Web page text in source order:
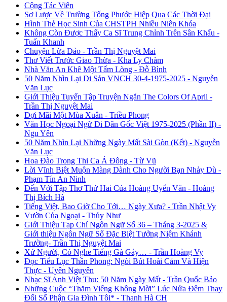
Cộng Tác Viên
Sơ Lược Về Trường Tống Phước Hiệp Qua Các Thời Đại
Hình Thẻ Học Sinh Của CHSTPH Nhiều Niên Khóa
Không Còn Được Thấy Ca Sĩ Trung Chỉnh Trên Sân Khấu -
Tuấn Khanh
Chuyện Lừa Đảo - Trần Thị Nguyệt Mai
Thơ Viết Trước Giao Thừa - Kha Ly Chàm
Nhà Văn An Khê Một Tấm Lòng - Đỗ Bình
50 Năm Nhìn Lại Di Sản VNCH 30-4-1975-2025 - Nguyễn
Văn Lục
Giới Thiệu Tuyển Tập Truyện Ngắn The Colors Of April -
Trần Thị Nguyệt Mai
Đợi Mãi Một Mùa Xuân - Triều Phong
Văn Học Ngoại Ngữ Di Dân Gốc Việt 1975-2025 (Phần II) -
Ngu Yên
50 Năm Nhìn Lại Những Ngày Mất Sài Gòn (Kết) - Nguyễn
Văn Lục
Hoa Đào Trong Thi Ca Á Đông - Từ Vũ
Lời Vĩnh Biệt Muộn Màng Dành Cho Người Bạn Nhảy Dù -
Phạm Tín An Ninh
Đến Với Tập Thơ Thứ Hai Của Hoàng Uyển Văn - Hoàng
Thị Bích Hà
Tiếng Việt, Bao Giờ Cho Tới… Ngày Xưa? - Trần Nhật Vy
Vườn Của Ngoại - Thủy Như
Giới Thiệu Tạp Chí Ngôn Ngữ Số 36 – Tháng 3-2025 &
Giới thiệu Ngôn Ngữ Số Đặc Biệt Tưởng Niệm Khánh
Trường- Trần Thị Nguyệt Mai
Xứ Người, Có Nghe Tiếng Gà Gáy… - Trần Hoàng Vy
Đọc Tiểu Lục Thần Phong: Ngòi Bút Hoài Cảm Và Hiện
Thực - Uyên Nguyên
Nhạc Sĩ Anh Việt Thu: 50 Năm Ngày Mất - Trần Quốc Bảo
Những Cuộc “Thăm Viếng Không Mời” Lúc Nửa Đêm Thay
Đổi Số Phận Gia Đình Tôi* - Thanh Hà CH